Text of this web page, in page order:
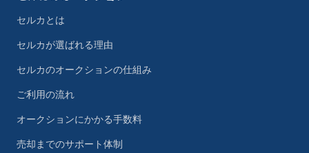
セルカとは
セルカが選ばれる理由
セルカのオークションの仕組み
ご利用の流れ
オークションにかかる手数料
売却までのサポート体制